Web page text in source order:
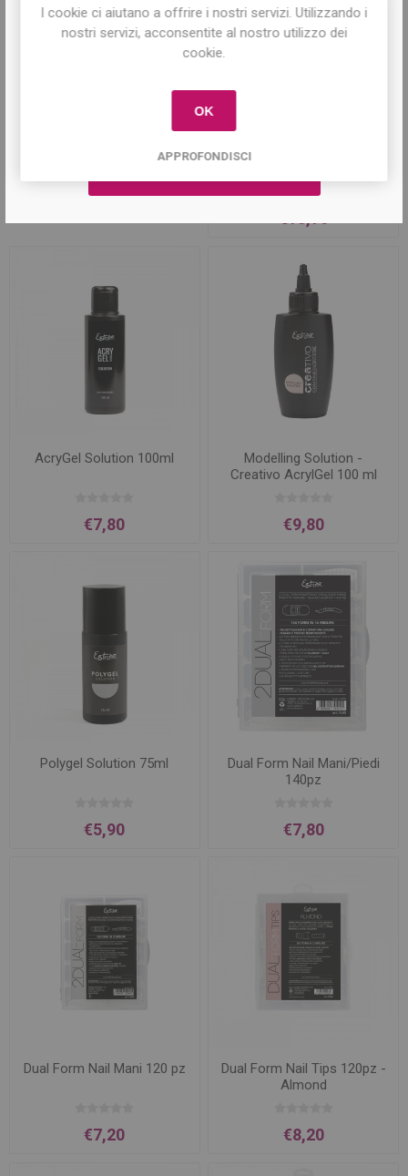
Iscriviti per conoscere le nostre ultime
offerte e ricevere il10% di sconto
€14,90
Universal Base 14ml
€13,90
AcryGel Solution 100ml
€7,80
Modelling Solution -
Creativo AcrylGel 100 ml
€9,80
Polygel Solution 75ml
€5,90
Dual Form Nail Mani/Piedi
140pz
€7,80
Dual Form Nail Mani 120 pz
€7,20
Dual Form Nail Tips 120pz -
Almond
€8,20
I cookie ci aiutano a offrire i nostri servizi. Utilizzando i
nostri servizi, acconsentite al nostro utilizzo dei
cookie.
OK
APPROFONDISCI